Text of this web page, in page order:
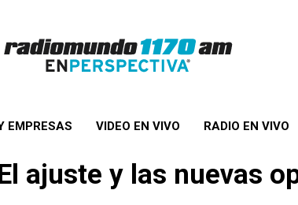
EMPRESAS VIDEO EN VIVO RADIO EN VIVO
ajuste y las nuevas